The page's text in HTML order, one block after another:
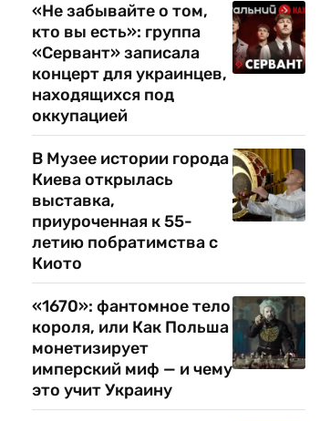
«Не забывайте о том,
кто вы есть»: группа
«Сервант» записала
концерт для украинцев,
находящихся под
оккупацией
В Музее истории города
Киева открылась
выставка,
приуроченная к 55-
летию побратимства с
Киото
«1670»: фантомное тело
короля, или Как Польша
монетизирует
имперский миф — и чему
это учит Украину